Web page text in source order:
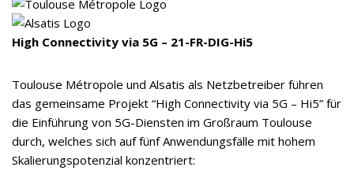
High Connectivity via 5G – 21-FR-DIG-Hi5
Toulouse Métropole und Alsatis als Netzbetreiber führen
das gemeinsame Projekt “High Connectivity via 5G – Hi5” für
die Einführung von 5G-Diensten im Großraum Toulouse
durch, welches sich auf fünf Anwendungsfälle mit hohem
Skalierungspotenzial konzentriert: